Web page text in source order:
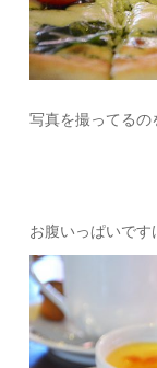
写真を撮ってるの
お腹いっぱいです